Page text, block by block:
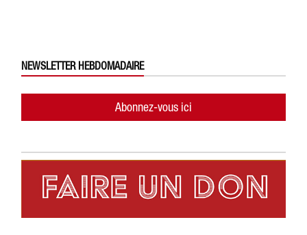
NEWSLETTER HEBDOMADAIRE
Abonnez-vous ici